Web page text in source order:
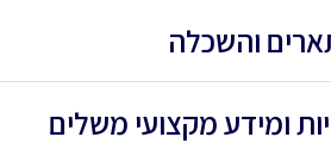
והשכלה
ומידע מקצועי משלים